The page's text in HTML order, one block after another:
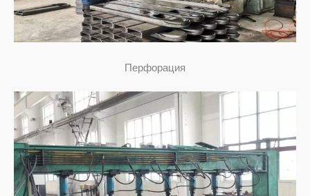
Перфорация